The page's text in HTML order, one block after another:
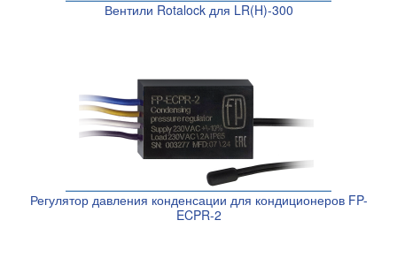
Вентили Rotalock для LR(H)-300
Регулятор давления конденсации для кондиционеров FP-
ECPR-2